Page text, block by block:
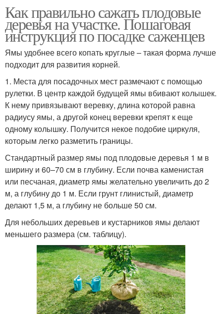
Как правильно сажать плодовые
деревья на участке. Пошаговая
инструкция по посадке саженцев
Ямы удобнее всего копать круглые – такая форма лучше
подходит для развития корней.
1. Места для посадочных мест размечают с помощью
рулетки. В центр каждой будущей ямы вбивают колышек.
К нему привязывают веревку, длина которой равна
радиусу ямы, а другой конец веревки крепят к еще
одному колышку. Получится некое подобие циркуля,
которым легко разметить границы.
Стандартный размер ямы под плодовые деревья 1 м в
ширину и 60–70 см в глубину. Если почва каменистая
или песчаная, диаметр ямы желательно увеличить до 2
м, а глубину до 1 м. Если грунт глинистый, диаметр
делают 1,5 м, а глубину не больше 50 см.
Для небольших деревьев и кустарников ямы делают
меньшего размера (см. таблицу).